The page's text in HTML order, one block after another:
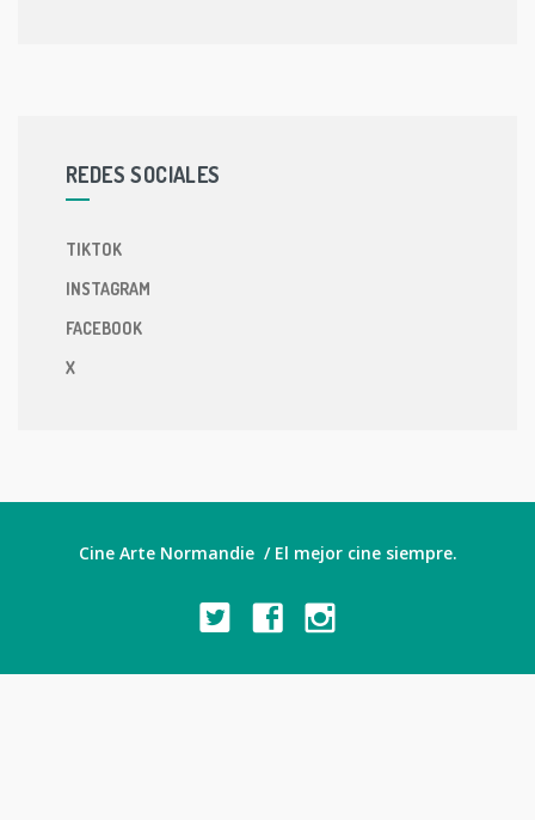
REDES SOCIALES
TIKTOK
INSTAGRAM
FACEBOOK
X
Cine Arte Normandie / El mejor cine siempre.